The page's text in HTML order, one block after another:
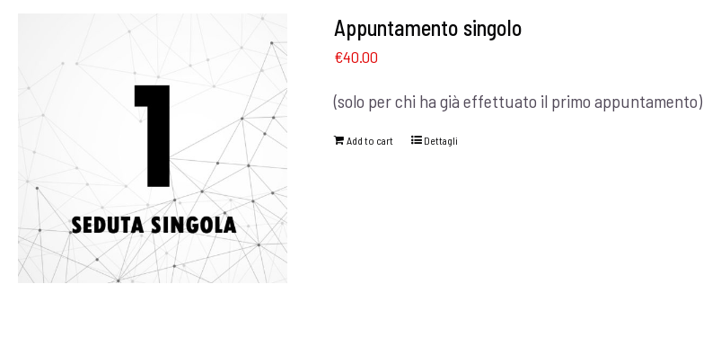
Appuntamento singolo
€40.00
(solo per chi ha già effettuato il primo appuntamento)
Add to cart Dettagli